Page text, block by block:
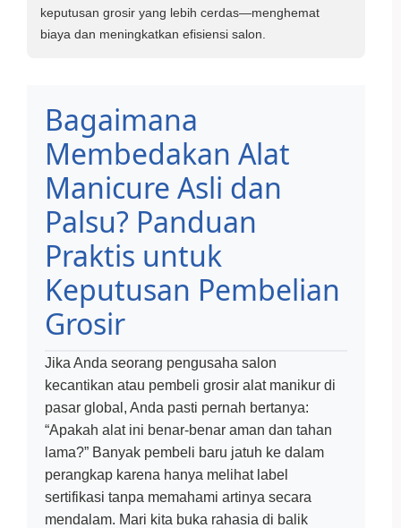
keputusan grosir yang lebih cerdas—menghemat
biaya dan meningkatkan efisiensi salon.
Bagaimana
Membedakan Alat
Manicure Asli dan
Palsu? Panduan
Praktis untuk
Keputusan Pembelian
Grosir
Jika Anda seorang pengusaha salon
kecantikan atau pembeli grosir alat manikur di
pasar global, Anda pasti pernah bertanya:
“Apakah alat ini benar-benar aman dan tahan
lama?” Banyak pembeli baru jatuh ke dalam
perangkap karena hanya melihat label
sertifikasi tanpa memahami artinya secara
mendalam. Mari kita buka rahasia di balik